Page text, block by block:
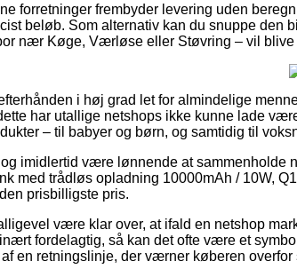
forretninger frembyder levering uden
beløb. Som alternativ kan du snuppe den
nær Køge, Værløse eller Støvring – vil blive
i høj grad let for almindelige
har utallige netshops ikke kunne lade
– til babyer og børn, og samtidig til
imidlertid være lønnende at sammenholde
med trådløs opladning 10000mAh / 10W,
prisbilligste pris.
være klar over, at ifald en netshop
fordelagtig, så kan det ofte være et
en retningslinje, der værner køberen overfor